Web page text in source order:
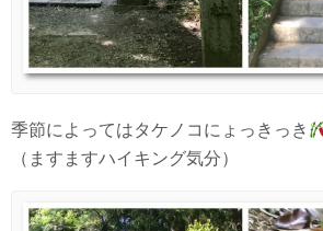
季節によってはタケノコにょっきっき
（ますますハイキング気分）